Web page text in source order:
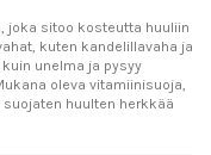
joka sitoo kosteutta huuliin
kuten kandelillavaha ja
unelma ja pysyy
oleva vitamiinisuoja,
huulten herkkää